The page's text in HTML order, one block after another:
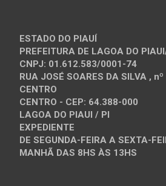
ESTADO DO PIAUÍ
PREFEITURA DE LAGOA DO
CNPJ: 01.612.583/0001-74
RUA JOSÉ SOARES DA SILVA ,
CENTRO
CENTRO - CEP: 64.388-000
LAGOA DO PIAUI / PI
EXPEDIENTE
DE SEGUNDA-FEIRA A SEXTA-
MANHÃ DAS 8HS ÀS 13HS